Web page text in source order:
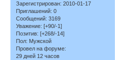
Зарегистрирован: 2010-01-17
Приглашений: 0
Сообщений: 3169
Уважение: [+90/-1]
Позитив: [+268/-14]
Пол: Мужской
Провел на форуме:
29 дней 12 часов